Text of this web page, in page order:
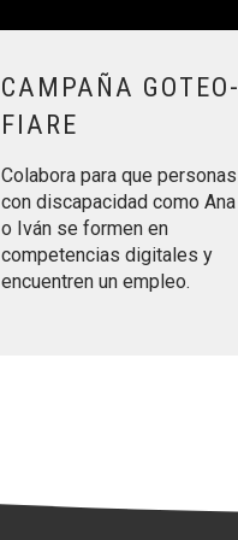
CAMPAÑA GOTEO-
FIARE
Colabora para que personas
con discapacidad como Ana
o Iván se formen en
competencias digitales y
encuentren un empleo.